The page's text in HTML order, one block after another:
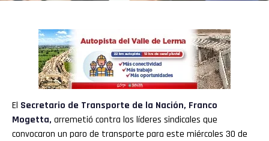
El Secretario de Transporte de la Nación, Franco
Mogetta, arremetió contra los líderes sindicales que
convocaron un paro de transporte para este miércoles 30 de